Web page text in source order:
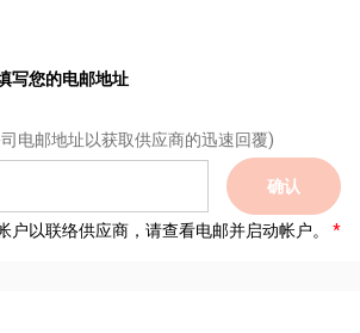
写您的电邮地址
电邮地址以获取供应商的迅速回覆)
确认
户以联络供应商，请查看电邮并启动帐户。